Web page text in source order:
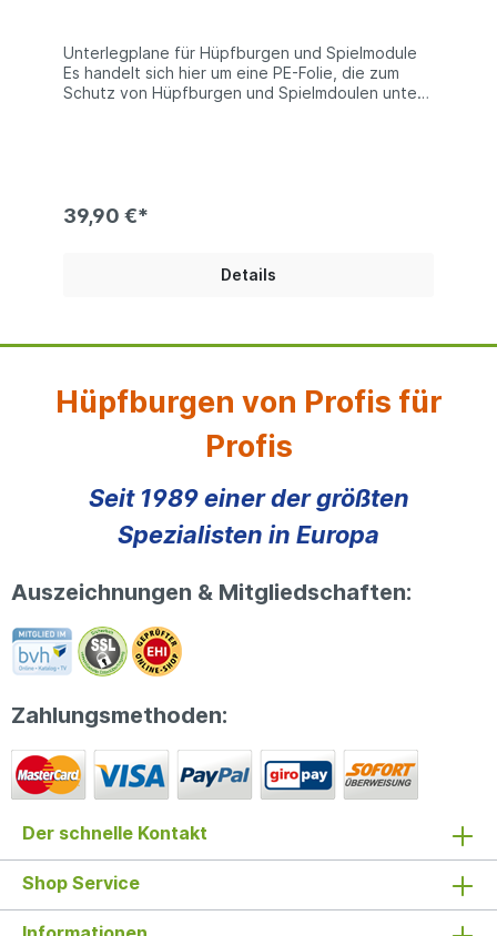
Unterlegplane für Hüpfburgen und Spielmodule
Es handelt sich hier um eine PE-Folie, die zum
Schutz von Hüpfburgen und Spielmdoulen unter
verstärkender Gewebeeinlage | alle 100 cm
umlaufend geöst Bei den Produktfotos handelt
Ware kann abweichen.
39,90 €*
Details
Hüpfburgen von Profis für
Profis
Seit 1989 einer der größten
Spezialisten in Europa
Auszeichnungen & Mitgliedschaften:
Zahlungsmethoden:
Der schnelle Kontakt
Shop Service